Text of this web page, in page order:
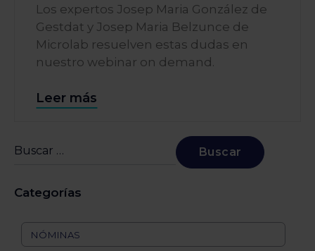
Los expertos Josep Maria González de
Gestdat y Josep Maria Belzunce de
Microlab resuelven estas dudas en
nuestro webinar on demand.
Leer más
Categorías
NÓMINAS